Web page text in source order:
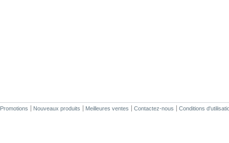
Promotions Nouveaux produits Meilleures ventes Contactez-nous Conditions